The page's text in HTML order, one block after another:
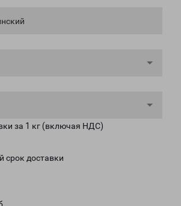
за 1 кг (включая НДС)
срок доставки